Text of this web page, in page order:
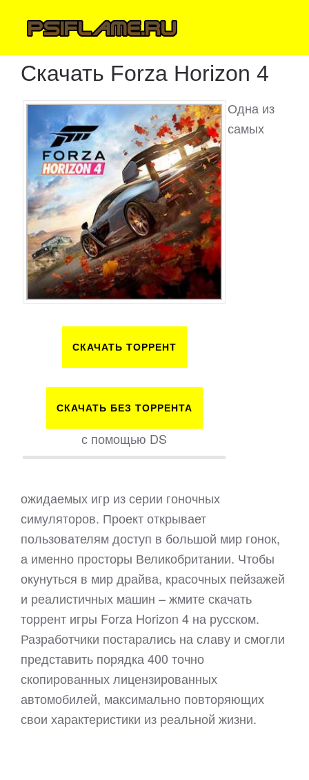
Скачать Forza Horizon 4
СКАЧАТЬ ТОРРЕНТ
СКАЧАТЬ БЕЗ ТОРРЕНТА
с помощью DS
Одна из
самых
ожидаемых игр из серии гоночных
симуляторов. Проект открывает
пользователям доступ в большой мир гонок,
а именно просторы Великобритании. Чтобы
окунуться в мир драйва, красочных пейзажей
и реалистичных машин – жмите скачать
торрент игры Forza Horizon 4 на русском.
Разработчики постарались на славу и смогли
представить порядка 400 точно
скопированных лицензированных
автомобилей, максимально повторяющих
свои характеристики из реальной жизни.